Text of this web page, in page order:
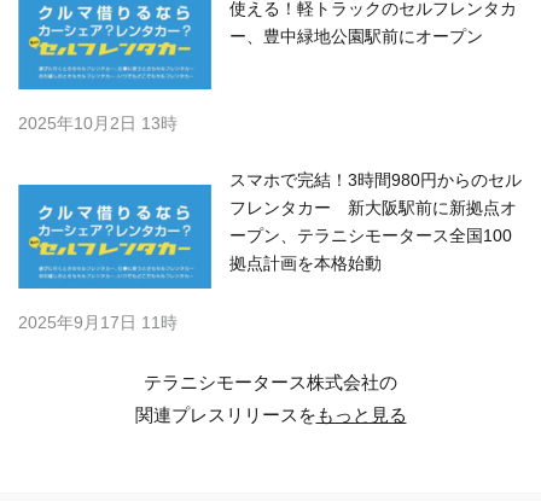
使える！軽トラックのセルフレンタカ
ー、豊中緑地公園駅前にオープン
2025年10月2日 13時
スマホで完結！3時間980円からのセル
フレンタカー 新大阪駅前に新拠点オ
ープン、テラニシモータース全国100
拠点計画を本格始動
2025年9月17日 11時
テラニシモータース株式会社の
関連プレスリリースをもっと見る